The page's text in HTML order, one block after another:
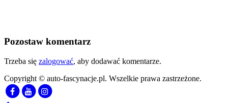
Pozostaw komentarz
Trzeba się zalogować, aby dodawać komentarze.
Copyright © auto-fascynacje.pl. Wszelkie prawa zastrzeżone.